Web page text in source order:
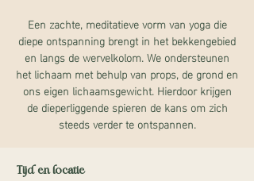
Een zachte, meditatieve vorm van yoga die
diepe ontspanning brengt in het bekkengebied
en langs de wervelkolom. We ondersteunen
het lichaam met behulp van props, de grond en
ons eigen lichaamsgewicht. Hierdoor krijgen
de dieperliggende spieren de kans om zich
steeds verder te ontspannen.
Tijd en locatie